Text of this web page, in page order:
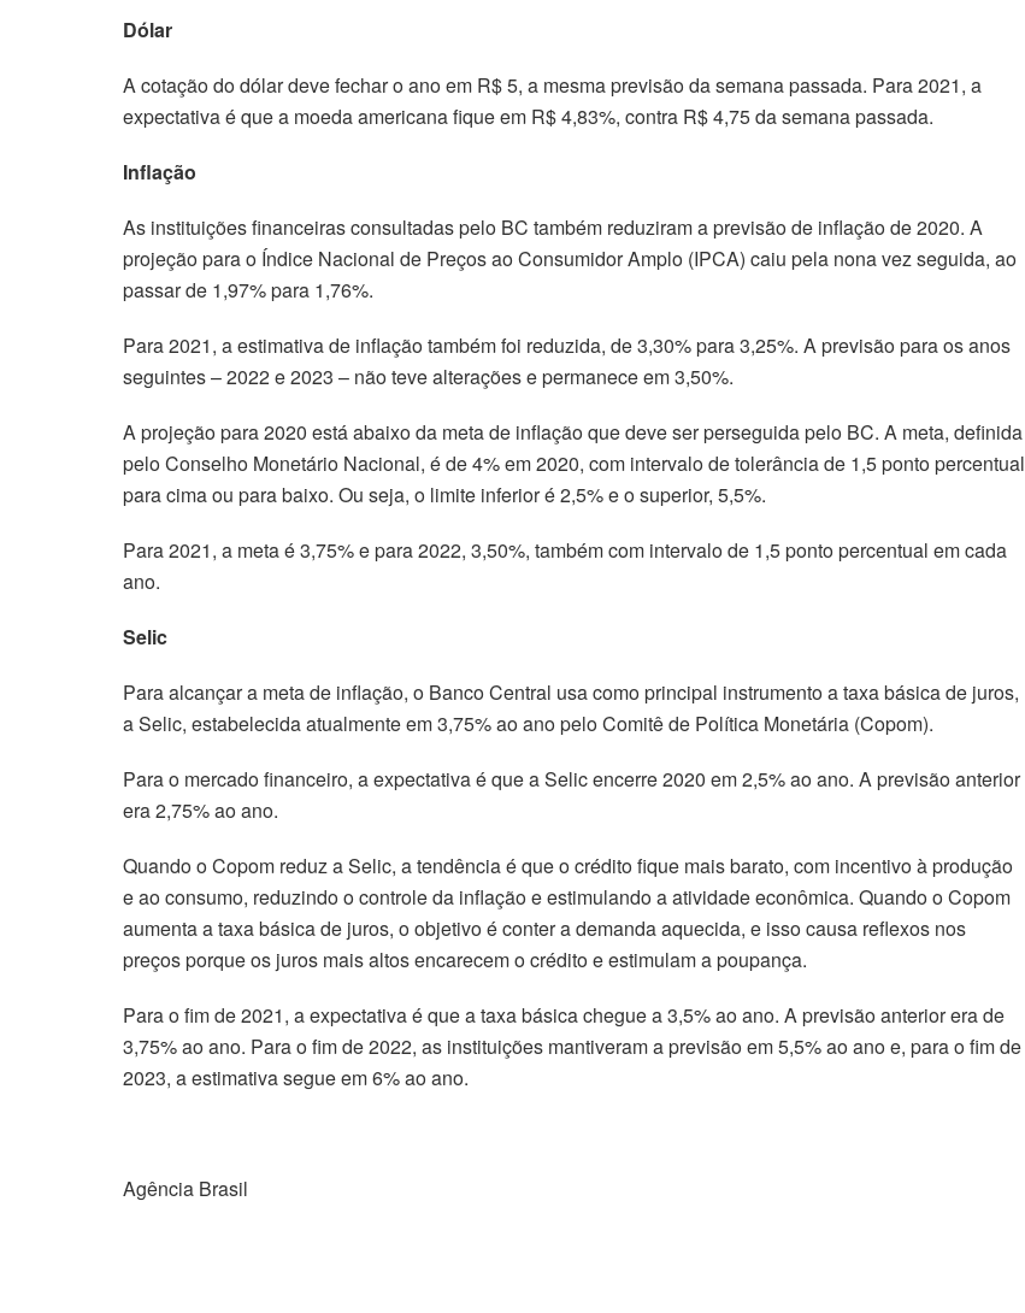
Dólar
A cotação do dólar deve fechar o ano em R$ 5, a mesma previsão da semana passada. Para 2021, a
expectativa é que a moeda americana fique em R$ 4,83%, contra R$ 4,75 da semana passada.
Inflação
As instituições financeiras consultadas pelo BC também reduziram a previsão de inflação de 2020. A
projeção para o Índice Nacional de Preços ao Consumidor Amplo (IPCA) caiu pela nona vez seguida, ao
passar de 1,97% para 1,76%.
Para 2021, a estimativa de inflação também foi reduzida, de 3,30% para 3,25%. A previsão para os anos
seguintes – 2022 e 2023 – não teve alterações e permanece em 3,50%.
A projeção para 2020 está abaixo da meta de inflação que deve ser perseguida pelo BC. A meta, definida
pelo Conselho Monetário Nacional, é de 4% em 2020, com intervalo de tolerância de 1,5 ponto percentual
para cima ou para baixo. Ou seja, o limite inferior é 2,5% e o superior, 5,5%.
Para 2021, a meta é 3,75% e para 2022, 3,50%, também com intervalo de 1,5 ponto percentual em cada
ano.
Selic
Para alcançar a meta de inflação, o Banco Central usa como principal instrumento a taxa básica de juros,
a Selic, estabelecida atualmente em 3,75% ao ano pelo Comitê de Política Monetária (Copom).
Para o mercado financeiro, a expectativa é que a Selic encerre 2020 em 2,5% ao ano. A previsão anterior
era 2,75% ao ano.
Quando o Copom reduz a Selic, a tendência é que o crédito fique mais barato, com incentivo à produção
e ao consumo, reduzindo o controle da inflação e estimulando a atividade econômica. Quando o Copom
aumenta a taxa básica de juros, o objetivo é conter a demanda aquecida, e isso causa reflexos nos
preços porque os juros mais altos encarecem o crédito e estimulam a poupança.
Para o fim de 2021, a expectativa é que a taxa básica chegue a 3,5% ao ano. A previsão anterior era de
3,75% ao ano. Para o fim de 2022, as instituições mantiveram a previsão em 5,5% ao ano e, para o fim de
2023, a estimativa segue em 6% ao ano.
Agência Brasil